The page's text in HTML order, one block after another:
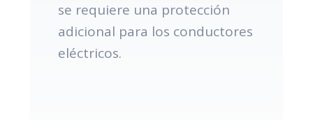
se requiere una protección
adicional para los conductores
eléctricos.